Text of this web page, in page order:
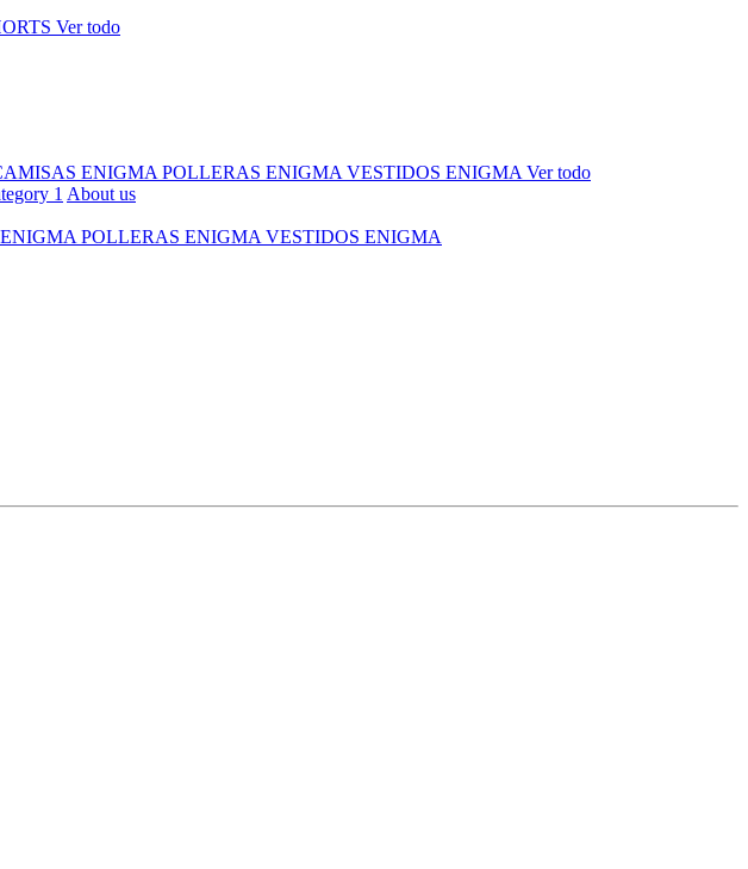
Ver todo
ENIGMA POLLERAS ENIGMA VESTIDOS ENIGMA Ver todo
About us
POLLERAS ENIGMA VESTIDOS ENIGMA